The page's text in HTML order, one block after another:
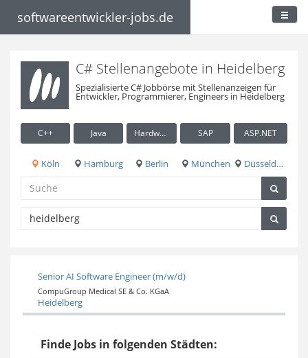
softwareentwickler-jobs.de
C# Stellenangebote in Heidelberg
Spezialisierte C# Jobbörse mit Stellenanzeigen für
Entwickler, Programmierer, Engineers in Heidelberg
C++ Java Hardware / Embedded SAP ASP.NET
Köln Hamburg Berlin München Düsseldorf
Senior AI Software Engineer (m/w/d)
CompuGroup Medical SE & Co. KGaA
Heidelberg
Finde Jobs in folgenden Städten: